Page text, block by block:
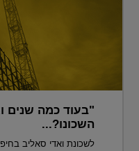
"בעוד כמה שנים
השכונו?...
לשכונת ואדי סאליב